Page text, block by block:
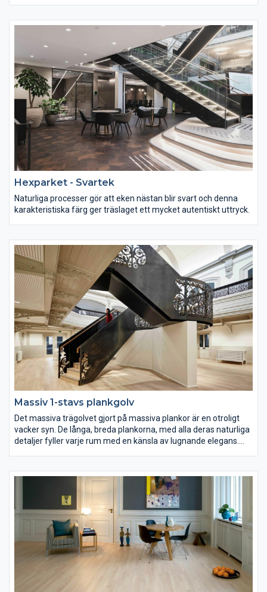
Hexparket - Svartek
Naturliga processer gör att eken nästan blir svart och denna
karakteristiska färg ger träslaget ett mycket autentiskt uttryck.
Massiv 1-stavs plankgolv
Det massiva trägolvet gjort på massiva plankor är en otroligt
vacker syn. De långa, breda plankorna, med alla deras naturliga
detaljer fyller varje rum med en känsla av lugnande elegans.